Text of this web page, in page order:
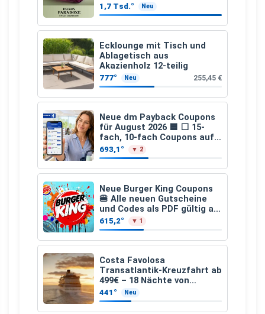
1,7 Tsd.° Neu
Ecklounge mit Tisch und
Ablagetisch aus
Akazienholz 12-teilig
777° Neu 255,45 €
Neue dm Payback Coupons
für August 2026 🟦 ⬜ 15-
fach, 10-fach Coupons auf
den gesamten Einkauf ab 2
€
693,1° ▼ 2
Neue Burger King Coupons
🍔 Alle neuen Gutscheine
und Codes als PDF gültig ab
25.07.2026 bis 04.09.2026
615,2° ▼ 1
Costa Favolosa
Transatlantik-Kreuzfahrt ab
499€ – 18 Nächte von
Hamburg nach Guadeloupe
441° Neu